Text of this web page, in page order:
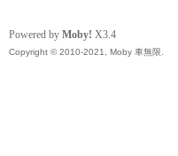
Powered by Moby! X3.4
Copyright © 2010-2021, Moby 車無限.